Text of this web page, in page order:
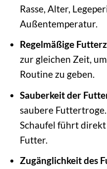
Rasse, Alter,
Außentemperatur.
Regelmäßige
zur gleichen Zeit,
Routine zu geben.
Sauberkeit der
saubere
Schaufel führt
Futter.
Zugänglichkeit des